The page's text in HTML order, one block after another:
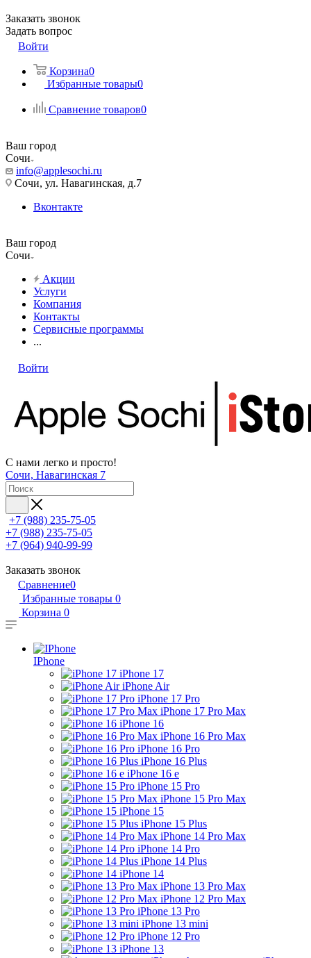
Заказать звонок
Задать вопрос
Войти
Корзина0
Избранные товары0
Сравнение товаров0
Ваш город
Сочи
info@applesochi.ru
Сочи, ул. Навагинская, д.7
Вконтакте
Ваш город
Сочи
Акции
Услуги
Компания
Контакты
Сервисные программы
...
Войти
С нами легко и просто!
Сочи, Навагинская 7
+7 (988) 235-75-05
+7 (988) 235-75-05
+7 (964) 940-99-99
Заказать звонок
Сравнение0
Избранные товары 0
Корзина 0
IPhone
iPhone 17
iPhone Air
iPhone 17 Pro
iPhone 17 Pro Max
iPhone 16
iPhone 16 Pro Max
iPhone 16 Pro
iPhone 16 Plus
iPhone 16 e
iPhone 15 Pro
iPhone 15 Pro Max
iPhone 15
iPhone 15 Plus
iPhone 14 Pro Max
iPhone 14 Pro
iPhone 14 Plus
iPhone 14
iPhone 13 Pro Max
iPhone 12 Pro Max
iPhone 13 Pro
iPhone 13 mini
iPhone 12 Pro
iPhone 13